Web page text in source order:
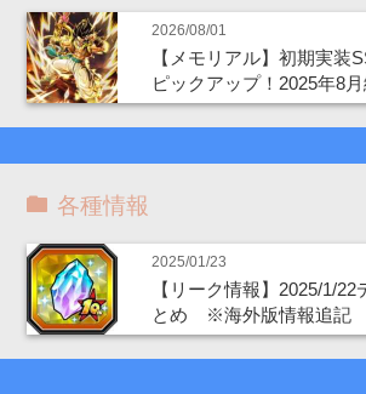
2026/08/01
【メモリアル】初期実装
ピックアップ！2025年8
各種情報
2025/01/23
【リーク情報】2025/1/
とめ ※海外版情報追記